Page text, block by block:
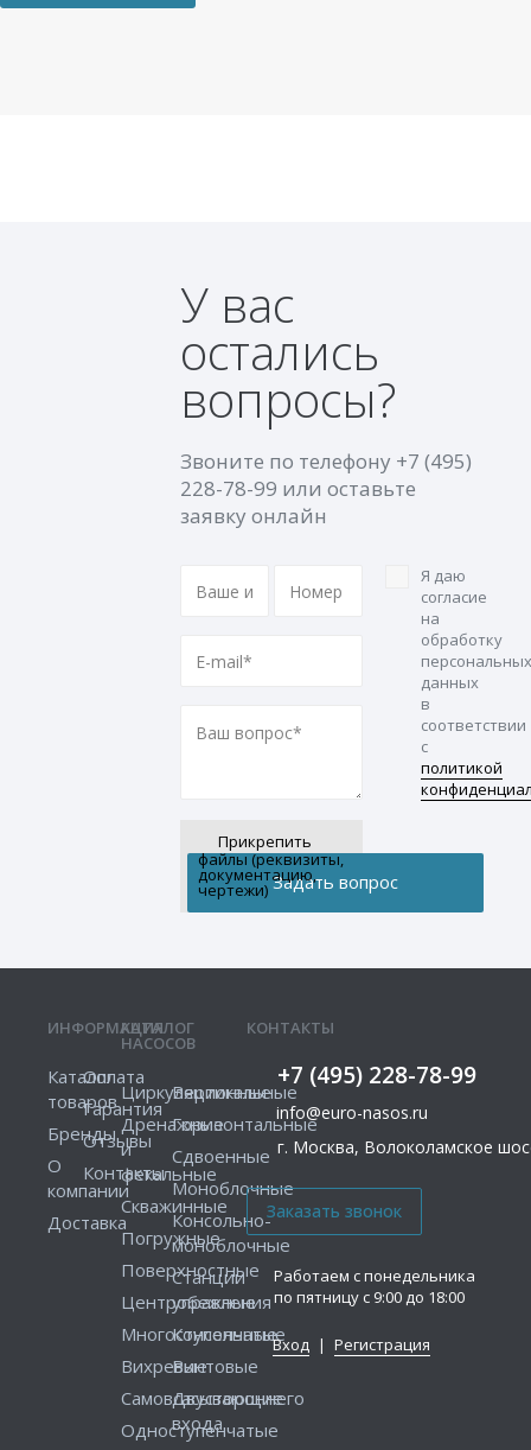
У вас
остались
вопросы?
Звоните по телефону +7 (495)
228-78-99 или оставьте
заявку онлайн
Прикрепить
файлы (реквизиты,
документацию,
чертежи)
Я даю
согласие
на
обработку
персональных
данных
в
соответствии
с
политикой
КОНТАКТЫ
+7 (495) 228-78-99
info@euro-nasos.ru
г. Москва, Волоколамское
Работаем с понедельника
по пятницу с 9:00 до 18:00
Вход | Регистрация
ИНФОРМАЦИЯ
Каталог
товаров
Бренды
О
компании
Доставка
Оплата
Гарантия
Отзывы
Контакты
КАТАЛОГ
НАСОСОВ
Циркуляционные
Дренажные
и
фекальные
Скважинные
Погружные
Поверхностные
Центробежные
Многоступенчатые
Вихревые
Самовсасывающие
Одноступенчатые
Вертикальные
Горизонтальные
Сдвоенные
Моноблочные
Консольно-
моноблочные
Станции
управления
Консольные
Винтовые
Двустороннего
входа